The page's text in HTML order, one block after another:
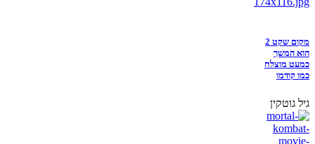
מקום שקט 2
הוא המשך
כמעט מוצלח
כמו קודמו
גיל גוטקין